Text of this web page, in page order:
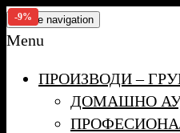
Skip
to
content
Toggle navigation
Menu
ПРОИЗВОДИ –
ДОМАШНО
-9%